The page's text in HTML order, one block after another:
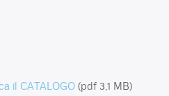
il CATALOGO (pdf 3,1 MB)